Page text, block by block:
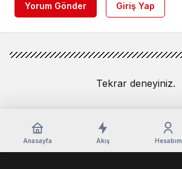
Yorum Gönder Giriş Yap
Tekrar deneyiniz.
Anasayfa Akış Hesabım